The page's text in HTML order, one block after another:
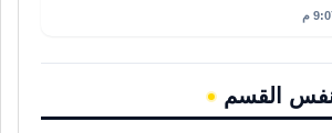
نفس القسم